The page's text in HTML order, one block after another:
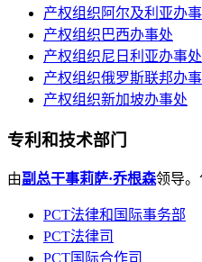
产权组织阿尔及利亚办
产权组织巴西办事处
产权组织尼日利亚办事处
产权组织俄罗斯联邦办
产权组织新加坡办事处
专利和技术部门
由副总干事莉萨·乔根森领导。
PCT法律和国际事务部
PCT法律司
PCT国际合作司